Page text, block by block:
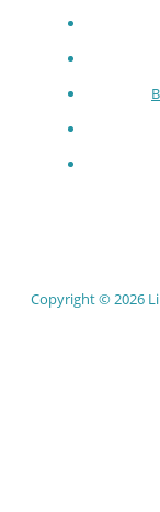
Copyright © 2026